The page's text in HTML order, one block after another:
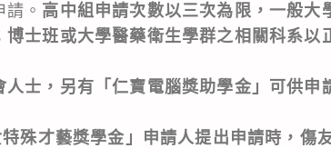
。 高中組申請次數以三次為限，一般大
士班或大學醫藥衛生學群之相關科系以
士，另有「仁寶電腦獎助學金」可供申
殊才藝獎學金」申請人提出申請時，傷